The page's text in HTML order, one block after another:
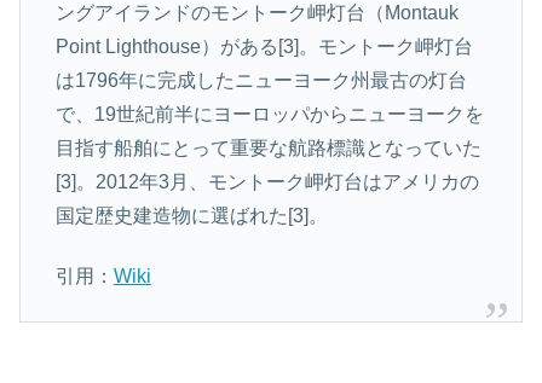
ングアイランドのモントーク岬灯台（Montauk
Point Lighthouse）がある[3]。モントーク岬灯台
は1796年に完成したニューヨーク州最古の灯台
で、19世紀前半にヨーロッパからニューヨークを
目指す船舶にとって重要な航路標識となっていた
[3]。2012年3月、モントーク岬灯台はアメリカの
国定歴史建造物に選ばれた[3]。
引用： Wiki